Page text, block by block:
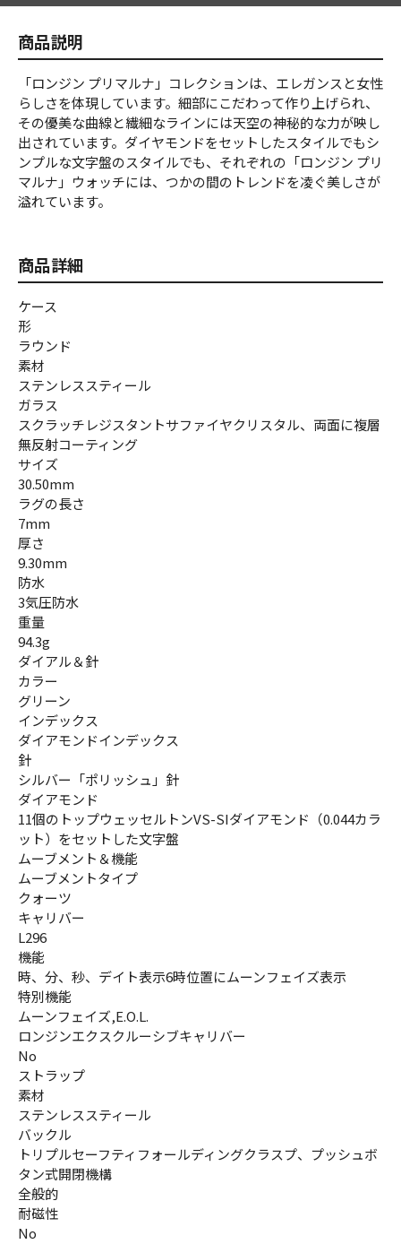
商品説明
「ロンジン プリマルナ」コレクションは、エレガンスと女性
らしさを体現しています。細部にこだわって作り上げられ、
その優美な曲線と繊細なラインには天空の神秘的な力が映し
出されています。ダイヤモンドをセットしたスタイルでもシ
ンプルな文字盤のスタイルでも、それぞれの「ロンジン プリ
マルナ」ウォッチには、つかの間のトレンドを凌ぐ美しさが
溢れています。
商品詳細
ケース
形
ラウンド
素材
ステンレススティール
ガラス
スクラッチレジスタントサファイヤクリスタル、両面に複層
無反射コーティング
サイズ
30.50mm
ラグの長さ
7mm
厚さ
9.30mm
防水
3気圧防水
重量
94.3g
ダイアル＆針
カラー
グリーン
インデックス
ダイアモンドインデックス
針
シルバー「ポリッシュ」針
ダイアモンド
11個のトップウェッセルトンVS-SIダイアモンド（0.044カラ
ット）をセットした文字盤
ムーブメント＆機能
ムーブメントタイプ
クォーツ
キャリバー
L296
機能
時、分、秒、デイト表示6時位置にムーンフェイズ表示
特別機能
ムーンフェイズ,E.O.L.
ロンジンエクスクルーシブキャリバー
No
ストラップ
素材
ステンレススティール
バックル
トリプルセーフティフォールディングクラスプ、プッシュボ
タン式開閉機構
全般的
耐磁性
No